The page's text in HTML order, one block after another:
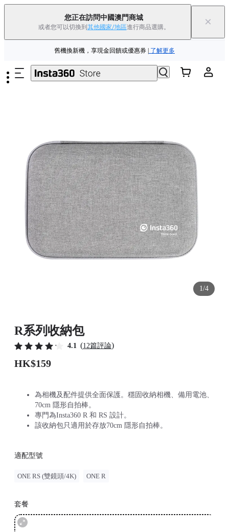
您正在訪問中國澳門商城
或者您可以切換到 其他國家/地區進行商品選購。 ×
Insta360 Luna Ultra |現已上市| 免運費
舊機換新機，享現金回饋或優惠券 了解更多
夏季優惠 | 精選商品低至 立即選購
1/4
R系列收納包
4.1 (12篇評論)
HK$159
為相機及配件提供全面保護。穩固收納相機、備用電池、
70cm 隱形自拍棒。
專門為Insta360 R 和 RS 設計。
該收納包只適用於存放70cm 隱形自拍棒。
適配型號
ONE RS (雙鏡頭/4K) ONE R
套餐